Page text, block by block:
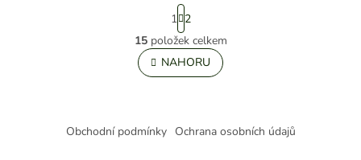
O
v
l
a
c
S
t
r
á
n
k
n
1 2
15položek celkem
NAHORU
Obchodní podmínky Ochrana osobních údajů